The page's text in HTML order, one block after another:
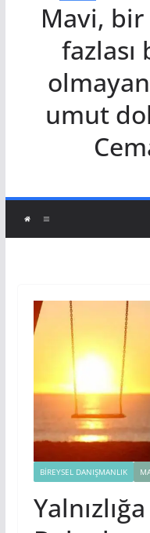
Mavi,
fazlası
umut
BIREYSEL DANIŞMANLIK